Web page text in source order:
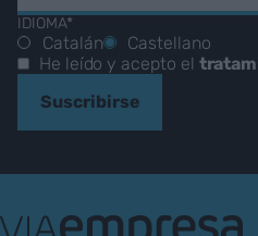
IDIOMA*
Catalán
Castellano
He leído y acepto el
Suscribirse